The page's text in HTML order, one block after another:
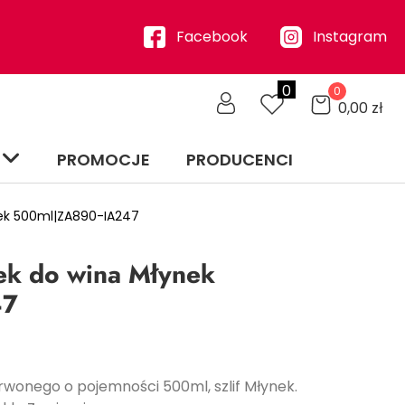
Facebook Instagram
0 0
0,00 zł
PROMOCJE PRODUCENCI
500ml|ZA890-IA247
do wina Młynek
o pojemności 500ml, szlif Młynek.